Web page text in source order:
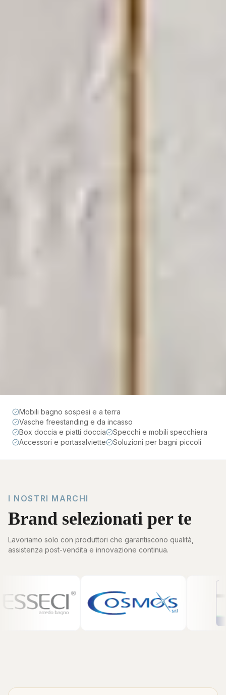
Mobili bagno sospesi e a terra
Vasche freestanding e da incasso
Box doccia e piatti doccia
Specchi e mobili specchiera
Accessori e portasalviette
Soluzioni per bagni piccoli
I NOSTRI MARCHI
Brand selezionati per te
Lavoriamo solo con produttori che garantiscono qualità,
assistenza post-vendita e innovazione continua.